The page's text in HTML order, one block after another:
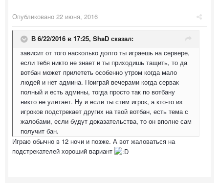
Опубликовано 22 июня, 2016
В 6/22/2016 в 17:25, ShaD сказал:
зависит от того насколько долго ты играешь на сервере,
если тебя никто не знает и ты приходишь тащить, то да
вотбан может прилететь особенно утром когда мало
людей и нет админа. Поиграй вечерами когда сервак
полный и есть админы, тогда просто так по вотбану
никто не улетает. Ну и если ты стим игрок, а кто-то из
игроков подстрекает других на твой вотбан, есть тема с
жалобами, если будут доказательства, то он вполне сам
получит бан.
Играю обычно в 12 ночи и позже. А вот жаловаться на
подстрекателей хороший вариант